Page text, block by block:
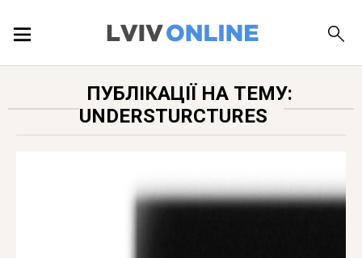
ЛОКАЦІЇ
ПУБЛІКАЦІЇ НА ТЕМУ:
UNDERSTURCTURES